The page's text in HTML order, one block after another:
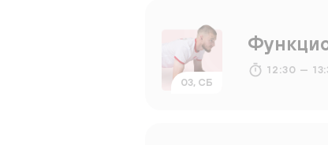
03, СБ
12:30 —